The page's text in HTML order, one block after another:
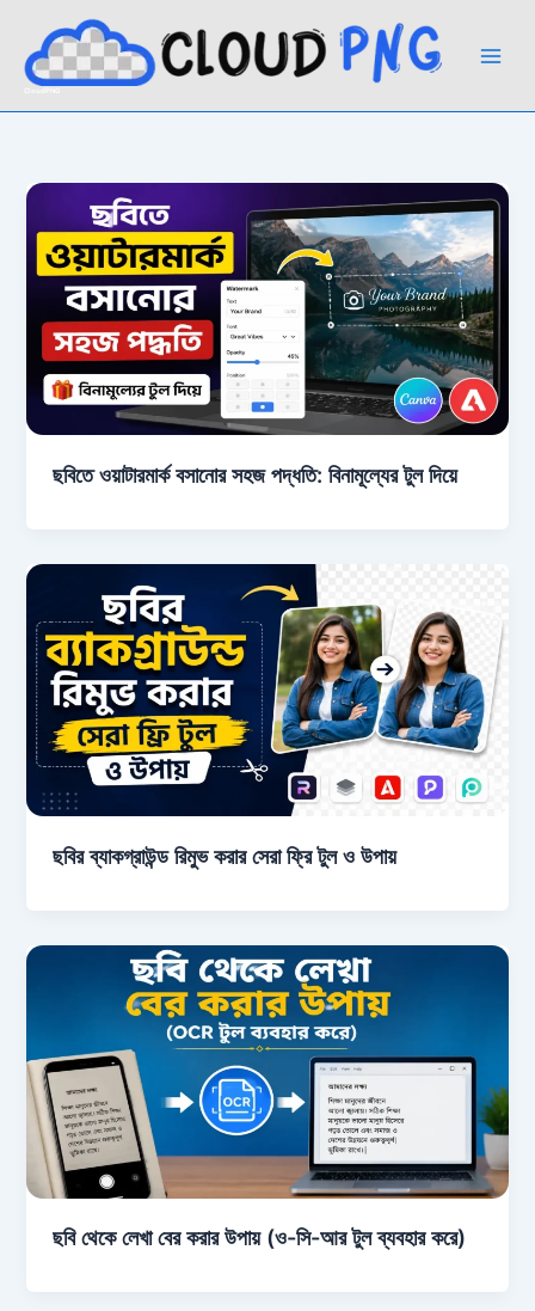
content
ছবিতে ওয়াটারমার্ক বসানোর সহজ পদ্ধতি: বিনামূল্যের টুল দিয়ে
ছবির ব্যাকগ্রাউন্ড রিমুভ করার সেরা ফ্রি টুল ও উপায়
ছবি থেকে লেখা বের করার উপায় (ও-সি-আর টুল ব্যবহার করে)